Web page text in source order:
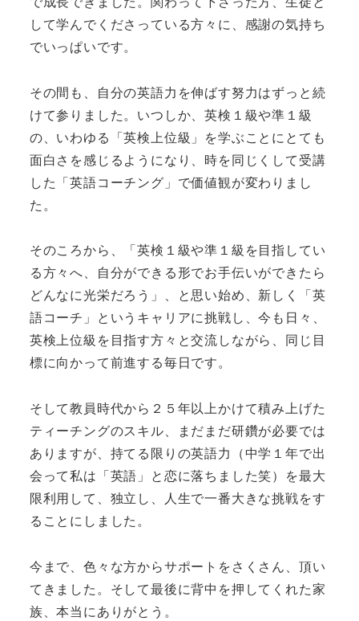
して学んでくださっている方々に、感謝の気持ち
でいっぱいです。
その間も、自分の英語力を伸ばす努力はずっと続
けて参りました。いつしか、英検１級や準１級
の、いわゆる「英検上位級」を学ぶことにとても
面白さを感じるようになり、時を同じくして受講
した「英語コーチング」で価値観が変わりまし
た。
そのころから、「英検１級や準１級を目指してい
る方々へ、自分ができる形でお手伝いができたら
どんなに光栄だろう」、と思い始め、新しく「英
語コーチ」というキャリアに挑戦し、今も日々、
英検上位級を目指す方々と交流しながら、同じ目
標に向かって前進する毎日です。
そして教員時代から２５年以上かけて積み上げた
ティーチングのスキル、まだまだ研鑽が必要では
ありますが、持てる限りの英語力（中学１年で出
会って私は「英語」と恋に落ちました笑）を最大
限利用して、独立し、人生で一番大きな挑戦をす
ることにしました。
今まで、色々な方からサポートをさくさん、頂い
てきました。そして最後に背中を押してくれた家
族、本当にありがとう。